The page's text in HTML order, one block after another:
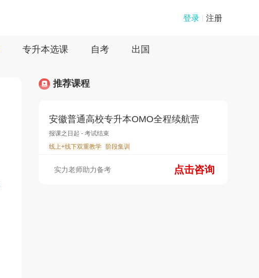
登录 注册
专升本选课 自考 出国
推荐课程
安徽普通高校专升本OMO全程续航营
报课之日起 - 考试结束
线上+线下双重教学
阶段集训
实力老师助力备考 点击咨询